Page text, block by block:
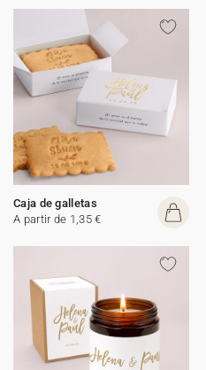
Caja de galletas
A partir de 1,35 €